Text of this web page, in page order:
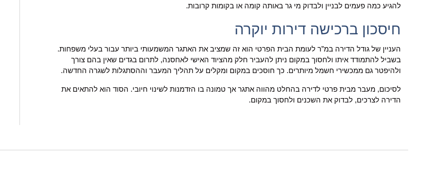
להגיע כמה פעמים לבניין ולבדוק מי גר באותה קומה או בקומות קרובות.
חיסכון ברכישה דירות יוקרה
העניין של גודל הדירה במ”ר לעומת הבית הפרטי הוא זה שמציב את האתגר המשמעותי ביותר עבור בעלי משפחות.
בשביל להתמודד איתו ולחסוך במקום ניתן להעביר חלק מהציוד האישי לאחסנה, לתרום בגדים שאין בהם צורך
ולהיפטר גם ממכשירי חשמל מיותרים. כך חוסכים במקום ומקלים על תהליך המעבר וההסתגלות לשגרה החדשה.
לסיכום, מעבר מבית פרטי לדירה בהחלט מהווה אתגר אך טמונה בו הזדמנות לשינוי חיובי. הסוד הוא להתאים את
הדירה לצרכים, לבדוק את השכנים ולחסוך במקום.